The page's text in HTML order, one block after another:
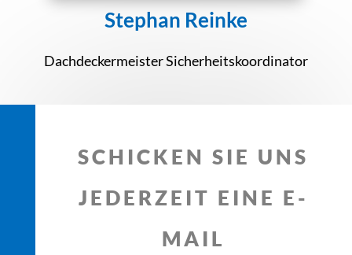
Stephan Reinke
Dachdeckermeister Sicherheitskoordinator
SCHICKEN SIE UNS
JEDERZEIT EINE E-
MAIL